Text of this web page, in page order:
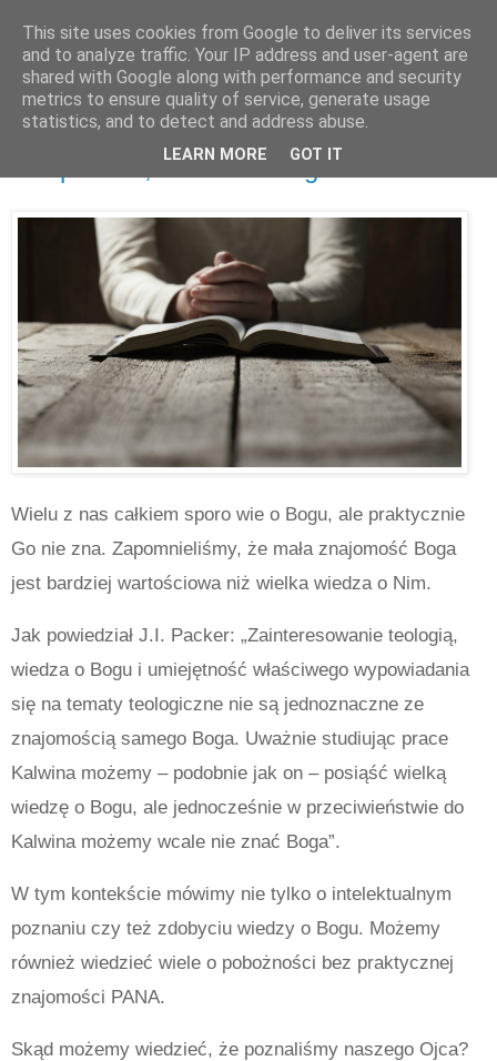
poniedziałek, grudnia 27, 2021
​Jak poznać, że znasz Boga?
Wielu z nas całkiem sporo wie o Bogu, ale praktycznie
Go nie zna. Zapomnieliśmy, że mała znajomość Boga
jest bardziej wartościowa niż wielka wiedza o Nim.
Jak powiedział J.I. Packer: „Zainteresowanie teologią,
wiedza o Bogu i umiejętność właściwego wypowiadania
się na tematy teologiczne nie są jednoznaczne ze
znajomością samego Boga. Uważnie studiując prace
Kalwina możemy – podobnie jak on – posiąść wielką
wiedzę o Bogu, ale jednocześnie w przeciwieństwie do
Kalwina możemy wcale nie znać Boga”.
W tym kontekście mówimy nie tylko o intelektualnym
poznaniu czy też zdobyciu wiedzy o Bogu. Możemy
również wiedzieć wiele o pobożności bez praktycznej
znajomości PANA.
Skąd możemy wiedzieć, że poznaliśmy naszego Ojca?
This site uses cookies from Google to deliver its services
and to analyze traffic. Your IP address and user-agent are
shared with Google along with performance and security
metrics to ensure quality of service, generate usage
statistics, and to detect and address abuse.
LEARN MORE GOT IT